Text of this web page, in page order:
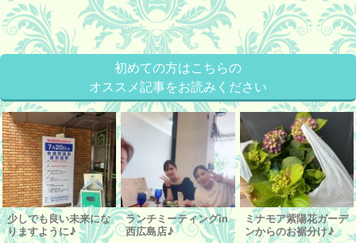
初めての方はこちらの
オススメ記事をお読みください
少しでも良い未来にな
りますように♪
ランチミーティングin
西広島店♪
ミナモア紫陽花ガーデ
ンからのお裾分け♪